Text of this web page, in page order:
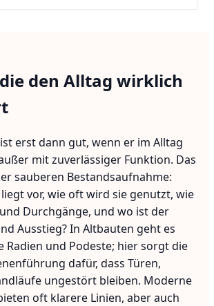
den Alltag wirklich
erst dann gut, wenn er im Alltag
mit zuverlässiger Funktion. Das
sauberen Bestandsaufnahme:
vor, wie oft wird sie genutzt, wie
Durchgänge, und wo ist der
Ausstieg? In Altbauten geht es
Radien und Podeste; hier sorgt die
dafür, dass Türen,
ungestört bleiben. Moderne
oft klarere Linien, aber auch